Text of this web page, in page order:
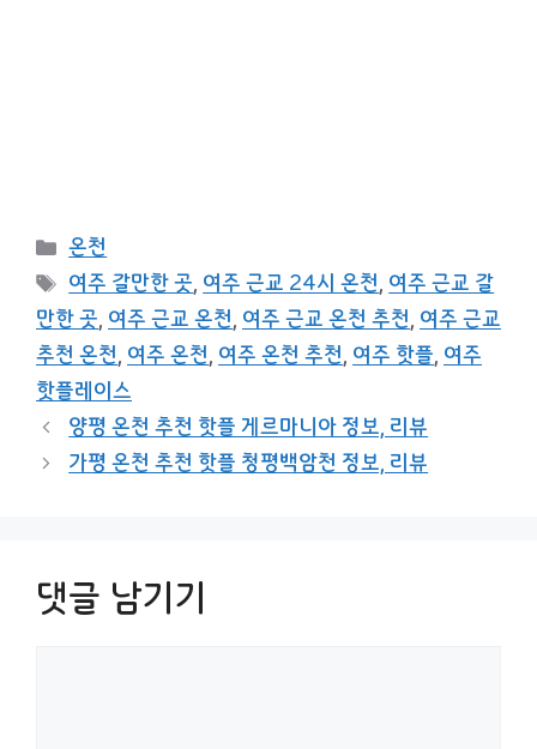
카
테
고
리
온천
태
그
여주 갈만한 곳, 여주 근교 24시 온천, 여주 근교 갈
만한 곳, 여주 근교 온천, 여주 근교 온천 추천, 여주 근교
추천 온천, 여주 온천, 여주 온천 추천, 여주 핫플, 여주
핫플레이스
양평 온천 추천 핫플 게르마니아 정보, 리뷰
가평 온천 추천 핫플 청평백암천 정보, 리뷰
댓글 남기기